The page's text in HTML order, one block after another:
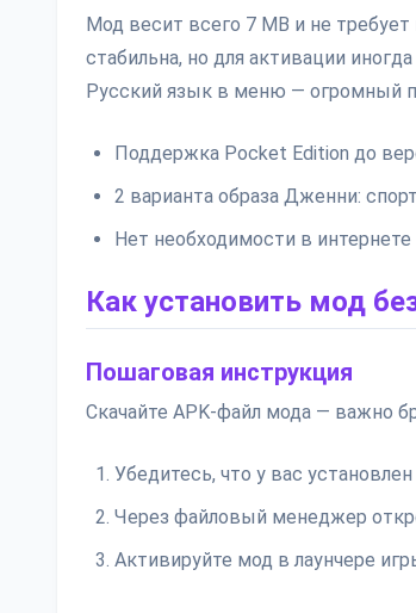
Мод весит всего 7 MB и не
стабильна, но для активации
Русский язык в меню — огромный
Поддержка Pocket Edition до
2 варианта образа Дженни:
Нет необходимости в интернете
Как установить мод
Пошаговая инструкция
Скачайте APK-файл мода — важно
Убедитесь, что у вас
Через файловый менеджер
Активируйте мод в лаунчере